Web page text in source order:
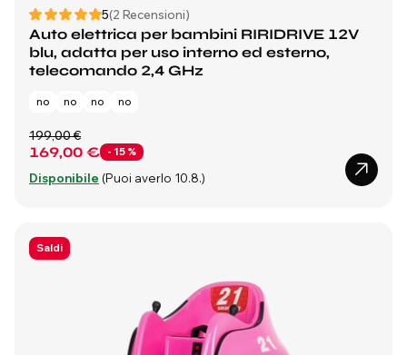
5(2 Recensioni)
Auto elettrica per bambini RIRIDRIVE 12V
blu, adatta per uso interno ed esterno,
telecomando 2,4 GHz
no no no no
169,00 € - 15 %
199,00 €
Disponibile (Puoi averlo 10.8.)
Saldi